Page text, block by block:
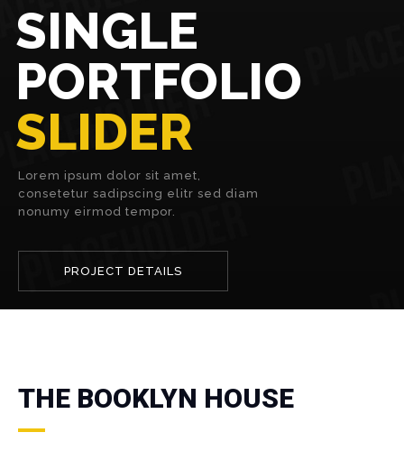
SINGLE
PORTFOLIO
SLIDER
Lorem ipsum dolor sit amet,
consetetur sadipscing elitr sed diam
nonumy eirmod tempor.
PROJECT DETAILS
THE BOOKLYN HOUSE